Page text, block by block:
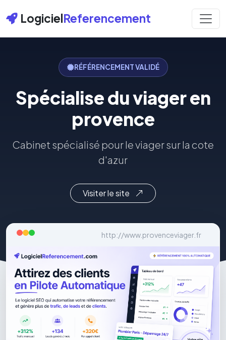
LogicielReferencement
RÉFÉRENCEMENT VALIDÉ
Spécialise du viager en
provence
Cabinet spécialisé pour le viager sur la cote
d'azur
Visiter le site
http://www.provenceviager.fr